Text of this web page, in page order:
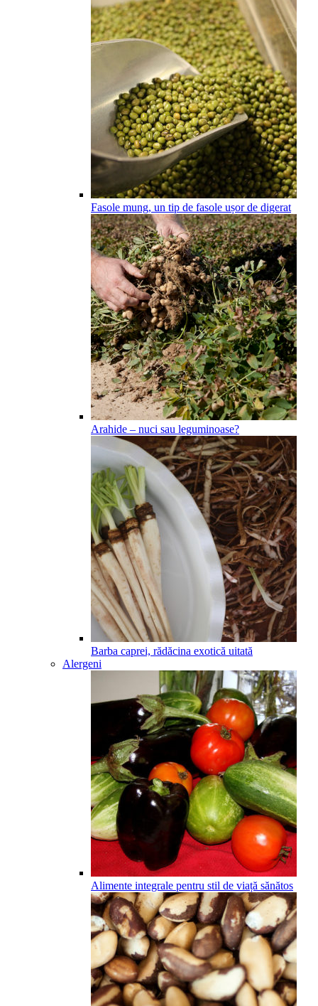
Fasole mung, un tip de fasole ușor de digerat
Arahide – nuci sau leguminoase?
Barba caprei, rădăcina exotică uitată
Alergeni
Alimente integrale pentru stil de viață sănătos